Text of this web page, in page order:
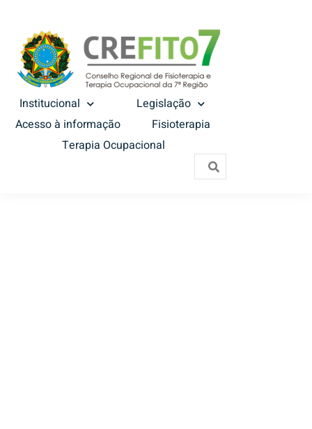
Institucional
Legislação
Acesso à informação
Fisioterapia
Terapia Ocupacional